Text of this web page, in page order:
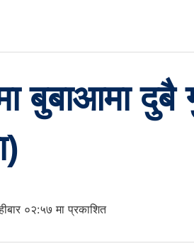
बुबाआमा दुबै
०२:५७ मा प्रकाशित